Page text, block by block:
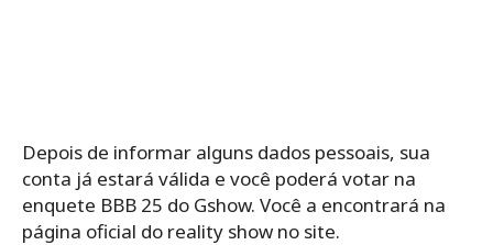
Depois de informar alguns dados pessoais, sua
conta já estará válida e você poderá votar na
enquete BBB 25 do Gshow. Você a encontrará na
página oficial do reality show no site.